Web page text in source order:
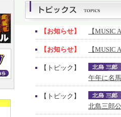
【お知らせ】 【MUSIC
【お知らせ】 【MUSIC
【トピック】
午年に名
【トピック】
北島三郎